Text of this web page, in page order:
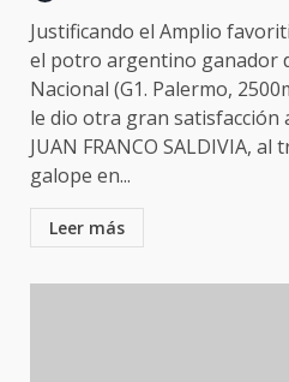
Justificando el Amplio
el potro argentino ganador
Nacional (G1. Palermo,
le dio otra gran
JUAN FRANCO SALDIVIA,
galope en...
Leer más